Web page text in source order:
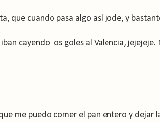
que cuando pasa algo así jode, y
cayendo los goles al Valencia, jejejeje.
me puedo comer el pan entero y dejar